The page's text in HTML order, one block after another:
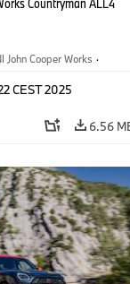
John Cooper Works ·
CEST 2025
6.56